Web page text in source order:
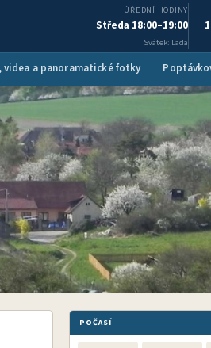
ÚŘEDNÍ HODINY
Středa 18:00–19:00
Svátek: Lada
videa a panoramatické fotky
POČASÍ